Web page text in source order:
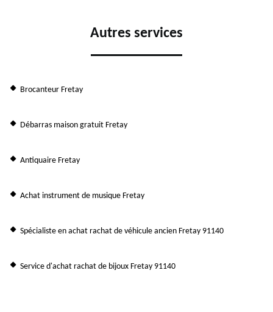
Autres services
Brocanteur Fretay
Débarras maison gratuit Fretay
Antiquaire Fretay
Achat instrument de musique Fretay
Spécialiste en achat rachat de véhicule ancien Fretay 91140
Service d'achat rachat de bijoux Fretay 91140